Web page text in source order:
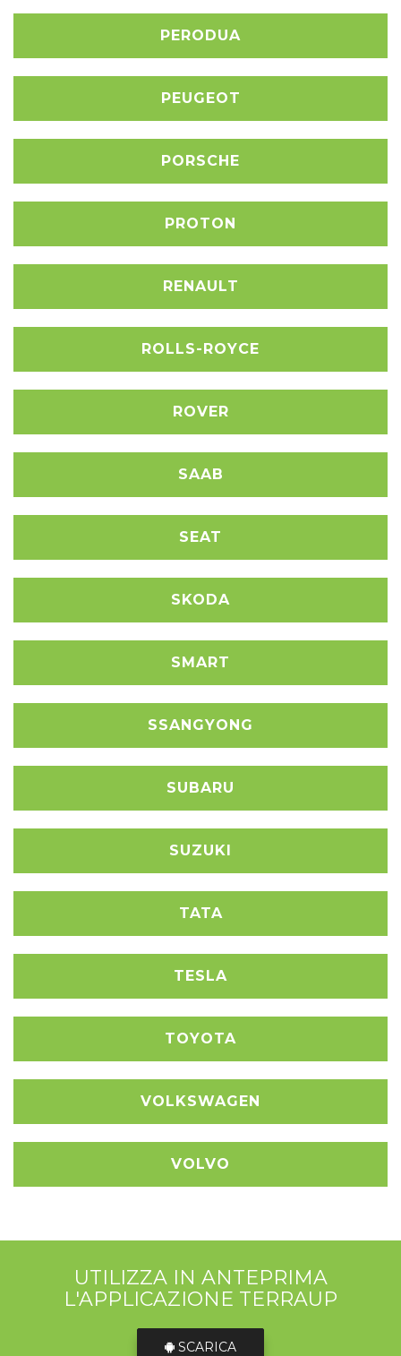
PERODUA
PEUGEOT
PORSCHE
PROTON
RENAULT
ROLLS-ROYCE
ROVER
SAAB
SEAT
SKODA
SMART
SSANGYONG
SUBARU
SUZUKI
TATA
TESLA
TOYOTA
VOLKSWAGEN
VOLVO
UTILIZZA IN ANTEPRIMA
L'APPLICAZIONE TERRAUP
SCARICA